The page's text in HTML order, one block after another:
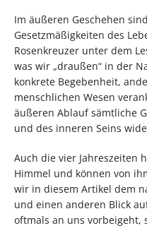
Im äußeren Geschehen
Gesetzmäßigkeiten des
Rosenkreuzer unter dem
was wir „draußen“ in der
konkrete Begebenheit,
menschlichen Wesen
äußeren Ablauf sämtliche
und des inneren Seins
Auch die vier Jahreszeiten
Himmel und können von
wir in diesem Artikel dem
und einen anderen Blick
oftmals an uns vorbeigeht,